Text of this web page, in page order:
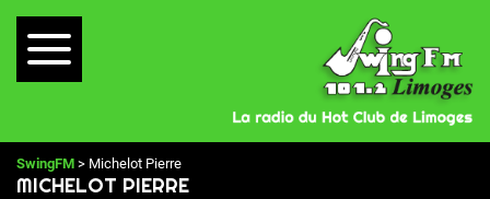
SwingFM > Michelot Pierre
MICHELOT PIERRE